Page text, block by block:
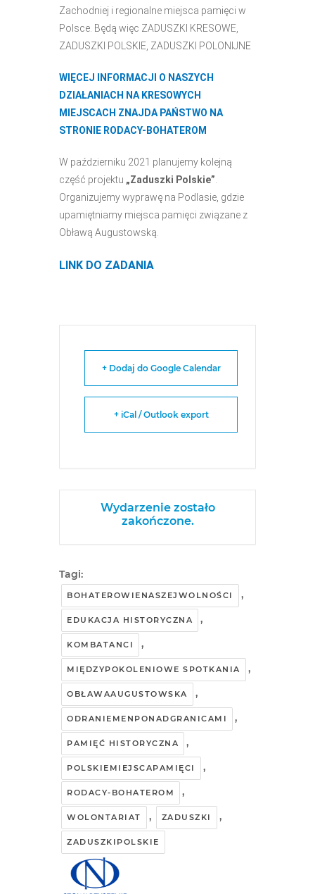
Zachodniej i regionalne miejsca pamięci w
Polsce. Będą więc ZADUSZKI KRESOWE,
ZADUSZKI POLSKIE, ZADUSZKI POLONIJNE
WIĘCEJ INFORMACJI O NASZYCH
DZIAŁANIACH NA KRESOWYCH
MIEJSCACH ZNAJDA PAŃSTWO NA
STRONIE RODACY-BOHATEROM
W październiku 2021 planujemy kolejną
część projektu „Zaduszki Polskie”.
Organizujemy wyprawę na Podlasie, gdzie
upamiętniamy miejsca pamięci związane z
Obławą Augustowską.
LINK DO ZADANIA
+ Dodaj do Google Calendar
+ iCal / Outlook export
Wydarzenie zostało
zakończone.
Tagi:
BOHATEROWIENASZEJWOLNOŚCI ,
EDUKACJA HISTORYCZNA ,
KOMBATANCI ,
MIĘDZYPOKOLENIOWE SPOTKANIA ,
OBŁAWAAUGUSTOWSKA ,
ODRANIEMENPONADGRANICAMI ,
PAMIĘĆ HISTORYCZNA ,
POLSKIEMIEJSCAPAMIĘCI ,
RODACY-BOHATEROM ,
WOLONTARIAT , ZADUSZKI ,
ZADUSZKIPOLSKIE